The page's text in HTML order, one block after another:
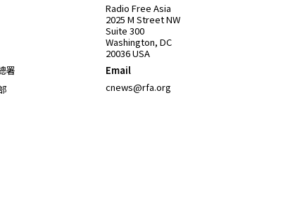
署 Opens in new window
Opens in new window
in new window
Radio Free Asia
2025 M Street NW
Suite 300
Washington, DC
20036 USA
Email
cnews@rfa.org